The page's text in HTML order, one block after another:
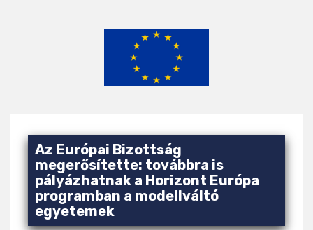
Az Európai Bizottság
megerősítette: továbbra is
pályázhatnak a Horizont Európa
programban a modellváltó
egyetemek